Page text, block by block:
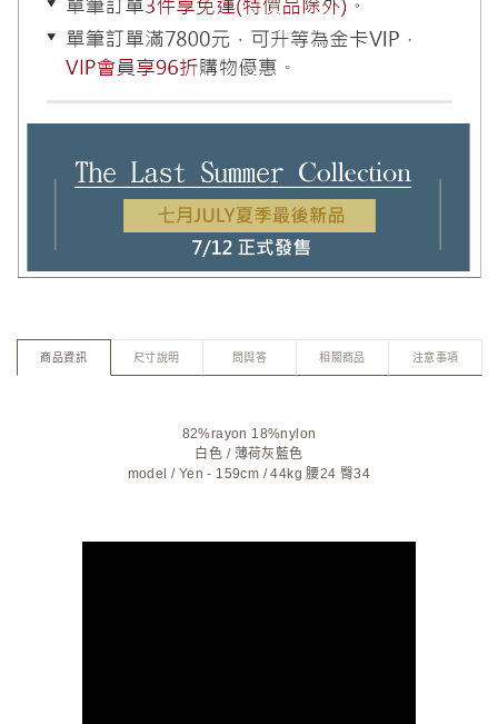
商品資訊 尺寸說明 問與答 相關商品 注意事項
82%rayon 18%nylon
白色 / 薄荷灰藍色
model / Yen - 159cm / 44kg 腰24 臀34